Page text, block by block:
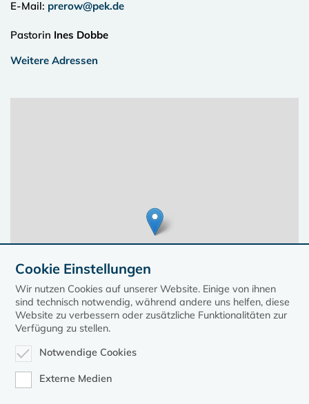
E-Mail: prerow@pek.de
Pastorin Ines Dobbe
Weitere Adressen
Cookie Einstellungen
Wir nutzen Cookies auf unserer Website. Einige von ihnen
sind technisch notwendig, während andere uns helfen, diese
Website zu verbessern oder zusätzliche Funktionalitäten zur
Verfügung zu stellen.
Notwendige Cookies
Externe Medien